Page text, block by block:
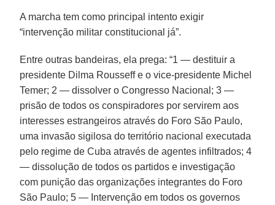
A marcha tem como principal intento exigir
“intervenção militar constitucional já”.
Entre outras bandeiras, ela prega: “1 — destituir a
presidente Dilma Rousseff e o vice-presidente Michel
Temer; 2 — dissolver o Congresso Nacional; 3 —
prisão de todos os conspiradores por servirem aos
interesses estrangeiros através do Foro São Paulo,
uma invasão sigilosa do território nacional executada
pelo regime de Cuba através de agentes infiltrados; 4
— dissolução de todos os partidos e investigação
com punição das organizações integrantes do Foro
São Paulo; 5 — Intervenção em todos os governos